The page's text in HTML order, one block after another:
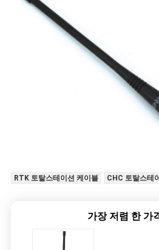
RTK 토탈스테이션 케이블 CHC 토탈스테
가장 저렴 한 가